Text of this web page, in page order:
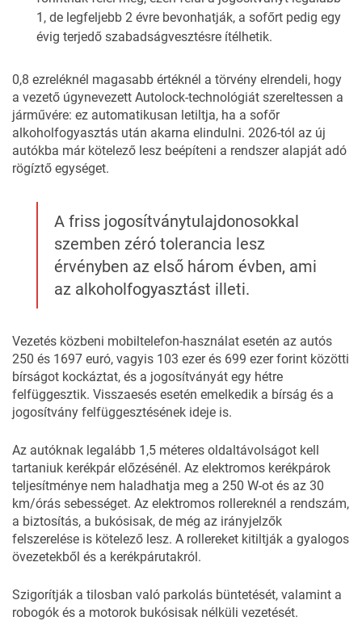
1, de legfeljebb 2 évre bevonhatják, a sofőrt pedig egy
évig terjedő szabadságvesztésre ítélhetik.
0,8 ezreléknél magasabb értéknél a törvény elrendeli, hogy
a vezető úgynevezett Autolock-technológiát szereltessen a
járművére: ez automatikusan letiltja, ha a sofőr
alkoholfogyasztás után akarna elindulni. 2026-tól az új
autókba már kötelező lesz beépíteni a rendszer alapját adó
rögíztő egységet.
A friss jogosítványtulajdonosokkal
szemben zéró tolerancia lesz
érvényben az első három évben, ami
az alkoholfogyasztást illeti.
Vezetés közbeni mobiltelefon-használat esetén az autós
250 és 1697 euró, vagyis 103 ezer és 699 ezer forint közötti
bírságot kockáztat, és a jogosítványát egy hétre
felfüggesztik. Visszaesés esetén emelkedik a bírság és a
jogosítvány felfüggesztésének ideje is.
Az autóknak legalább 1,5 méteres oldaltávolságot kell
tartaniuk kerékpár előzésénél. Az elektromos kerékpárok
teljesítménye nem haladhatja meg a 250 W-ot és az 30
km/órás sebességet. Az elektromos rollereknél a rendszám,
a biztosítás, a bukósisak, de még az irányjelzők
felszerelése is kötelező lesz. A rollereket kitiltják a gyalogos
övezetekből és a kerékpárutakról.
Szigorítják a tilosban való parkolás büntetését, valamint a
robogók és a motorok bukósisak nélküli vezetését.